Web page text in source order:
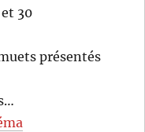
30
présentés